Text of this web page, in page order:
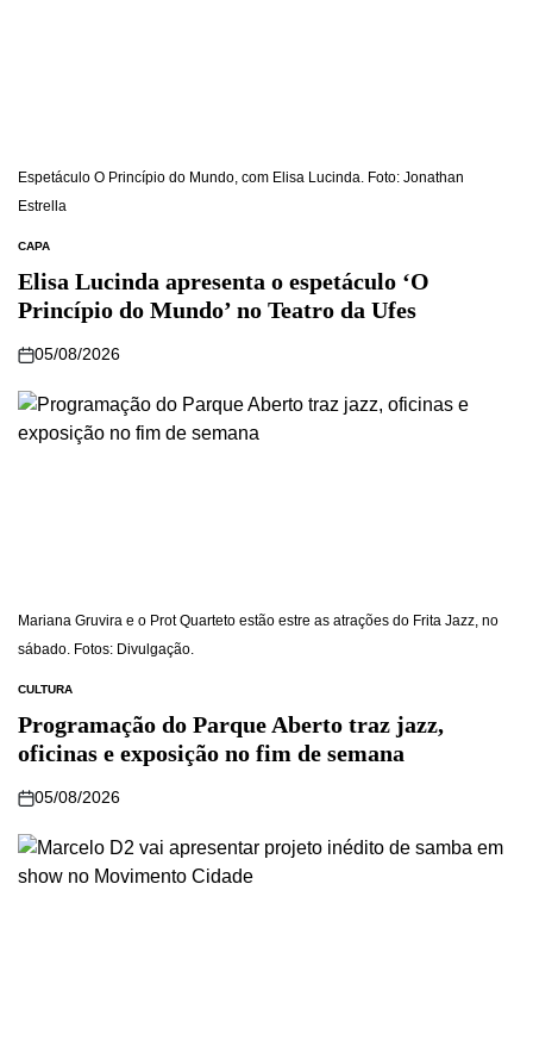
Espetáculo O Princípio do Mundo, com Elisa Lucinda. Foto: Jonathan
Estrella
CAPA
Elisa Lucinda apresenta o espetáculo ‘O
Princípio do Mundo’ no Teatro da Ufes
05/08/2026
Mariana Gruvira e o Prot Quarteto estão estre as atrações do Frita Jazz, no
sábado. Fotos: Divulgação.
CULTURA
Programação do Parque Aberto traz jazz,
oficinas e exposição no fim de semana
05/08/2026